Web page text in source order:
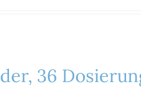
36